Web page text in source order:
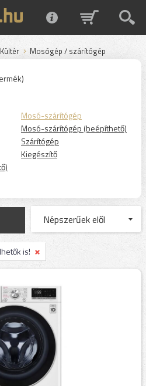
Mosógép / szárítógép
Mosó-szárítógép
Mosó-szárítógép (beépíthető)
Szárítógép
Kiegészítő
is!